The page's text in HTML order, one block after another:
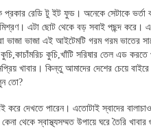
প্রকার রেডি টু ইট ফুড। অনেকে সেটাকে ভর্তা
এটা ছোট থেকে বড় সবাই পছন্দ করে।
ভাজা ভাজা এই আইটেমটি গরম গরম ভাতের
কুচি,খাঁটি সরিষার তেল এড করতে
খাবার। কিন্তু আমাদের দেশের চেয়ে
তো?
দেখতে পারেন। এতোটাই স্বাদের
থেকে স্বাস্থ্যসম্মত উপায়ে ঘরে তৈরি খাবার